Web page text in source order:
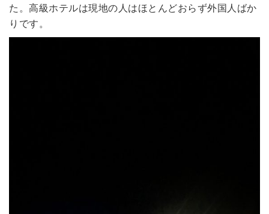
た。高級ホテルは現地の人はほとんどおらず外国人ばか
りです。